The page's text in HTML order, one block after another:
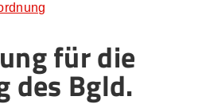
für die
des Bgld.